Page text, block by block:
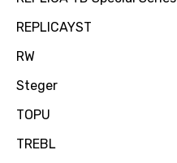
REPLICAYST
RW
Steger
TOPU
TREBL